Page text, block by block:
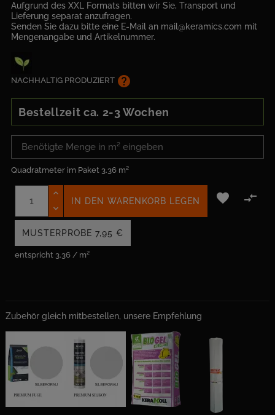
Aufgrund des XXL Formats bitten wir Sie, Transport und
Lieferung separat anzufragen.
Senden Sie dazu bitte eine E-Mail an mail@keramics.com mit
Mengenangabe und Artikelnummer.
NACHHALTIG PRODUZIERT help
Bestellzeit ca. 2-3 Wochen
Quadratmeter im Paket 3.36 m²
entspricht 3.36 / m²
IN DEN WARENKORB LEGEN  
MUSTERPROBE 7,95 €
Zubehör gleich mitbestellen, unsere Empfehlung